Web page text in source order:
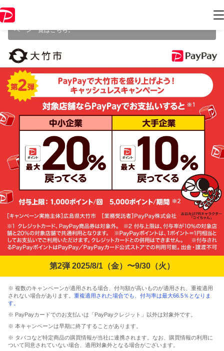
ジ内の情報はキャンペーン終了時点のものになります。
ペーン一覧はこちら。
第2弾 2025/8/1（金）〜9/30（火）
※ 複数のキャンペーンが適用される場合、付与額が高いものが適用され、重複適用
されない場合があります。 重複適用された場合でも、付与率は最大66.5％となりま
す。
※ PayPayカードでのお支払いは「PayPayクレジット」以外は対象外です。
※ 本キャンペーンは早期に終了することがあります。
※ タバコなど特定商品の購買情報が当社に連携されます。なお、購買情報の利用に
ついて同意されていない場合、適用対象外となる場合がございます。